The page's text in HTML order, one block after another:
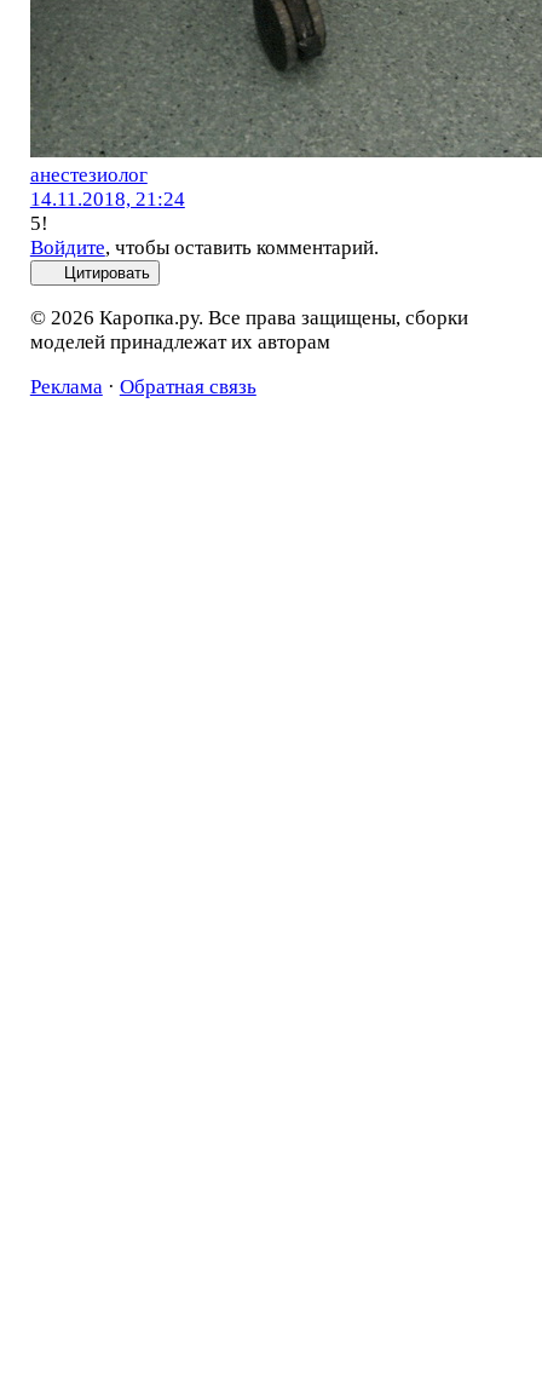
анестезиолог
14.11.2018, 21:24
5!
Войдите, чтобы оставить комментарий.
Цитировать
© 2026 Каропка.ру. Все права защищены, сборки
моделей принадлежат их авторам
Реклама· Обратная связь